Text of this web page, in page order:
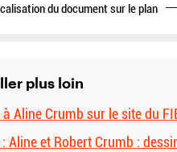
du document sur le plan
plus loin
Aline Crumb sur le site du
Aline et Robert Crumb :